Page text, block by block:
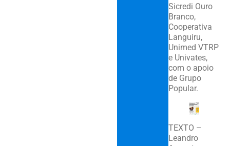
Sicredi Ouro
Branco,
Cooperativa
Languiru,
Unimed VTRP
e Univates,
com o apoio
de Grupo
Popular.
TEXTO –
Leandro